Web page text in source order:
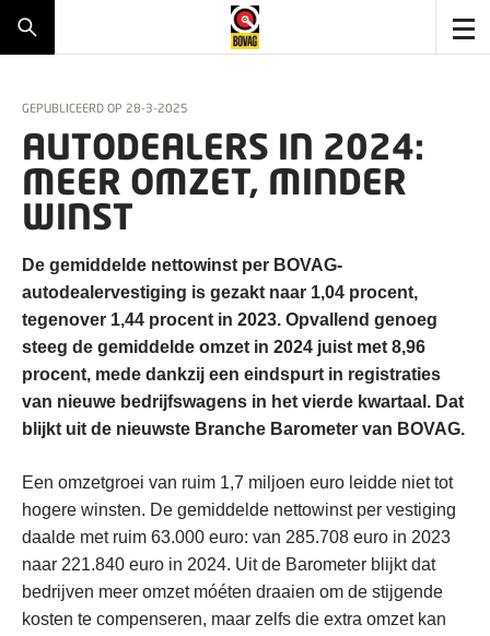
GEPUBLICEERD OP 28-3-2025
AUTODEALERS IN 2024:
MEER OMZET, MINDER
WINST
De gemiddelde nettowinst per BOVAG-
autodealervestiging is gezakt naar 1,04 procent,
tegenover 1,44 procent in 2023. Opvallend genoeg
steeg de gemiddelde omzet in 2024 juist met 8,96
procent, mede dankzij een eindspurt in registraties
van nieuwe bedrijfswagens in het vierde kwartaal. Dat
blijkt uit de nieuwste Branche Barometer van BOVAG.
Een omzetgroei van ruim 1,7 miljoen euro leidde niet tot
hogere winsten. De gemiddelde nettowinst per vestiging
daalde met ruim 63.000 euro: van 285.708 euro in 2023
naar 221.840 euro in 2024. Uit de Barometer blijkt dat
bedrijven meer omzet móéten draaien om de stijgende
kosten te compenseren, maar zelfs die extra omzet kan